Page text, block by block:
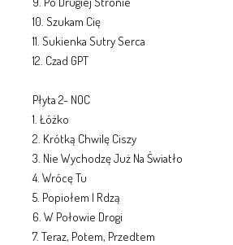
10. Szukam Cię
11. Sukienka Sutry Serca
12. Czad GPT
Płyta 2- NOC
1. Łóżko
2. Krótką Chwilę Ciszy
3. Nie Wychodzę Już Na Światło
4. Wrócę Tu
5. Popiołem I Rdzą
6. W Połowie Drogi
7. Teraz, Potem, Przedtem